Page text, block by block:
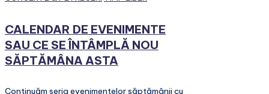
CALENDAR DE EVENIMENTE
SAU CE SE ÎNTÂMPLĂ NOU
SĂPTĂMÂNA ASTA
Continuăm seria evenimentelor săptămânii cu